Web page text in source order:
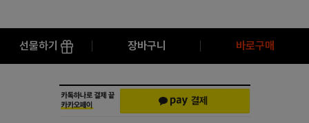
선물하기 장바구니 바로구매